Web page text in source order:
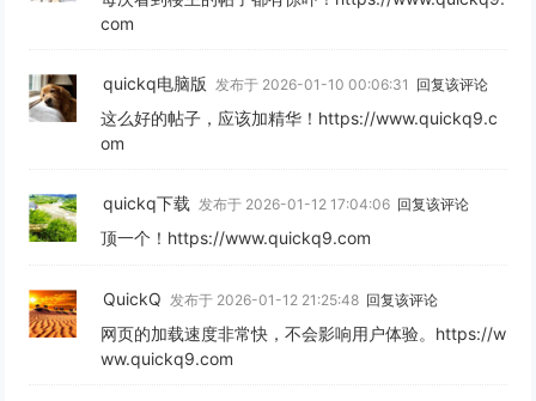
com
quickq电脑版 发布于 2026-01-10 00:06:31 回复该评论
这么好的帖子，应该加精华！https://www.quickq9.c
om
quickq下载 发布于 2026-01-12 17:04:06 回复该评论
顶一个！https://www.quickq9.com
QuickQ 发布于 2026-01-12 21:25:48 回复该评论
网页的加载速度非常快，不会影响用户体验。https://w
ww.quickq9.com